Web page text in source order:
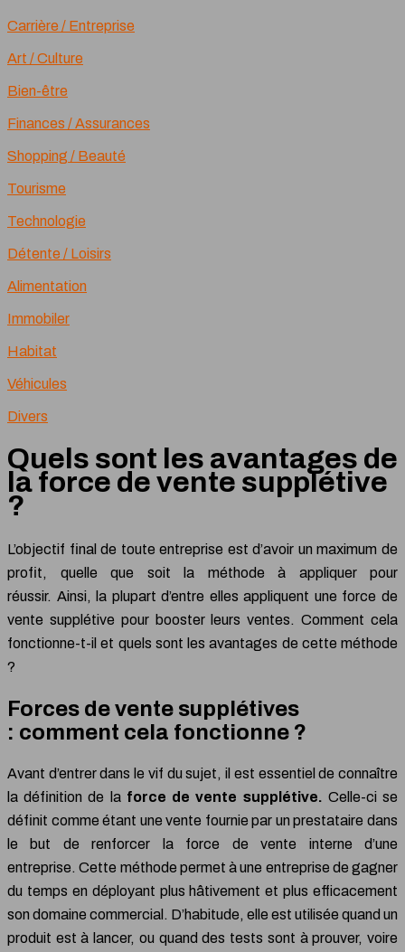
Carrière / Entreprise
Art / Culture
Bien-être
Finances / Assurances
Shopping / Beauté
Tourisme
Technologie
Détente / Loisirs
Alimentation
Immobiler
Habitat
Véhicules
Divers
Quels sont les avantages de
la force de vente supplétive
?
L’objectif final de toute entreprise est d’avoir un maximum de
profit, quelle que soit la méthode à appliquer pour
réussir. Ainsi, la plupart d’entre elles appliquent une force de
vente supplétive pour booster leurs ventes. Comment cela
fonctionne-t-il et quels sont les avantages de cette méthode
?
Forces de vente supplétives
: comment cela fonctionne ?
Avant d’entrer dans le vif du sujet, il est essentiel de connaître
la définition de la force de vente supplétive. Celle-ci se
définit comme étant une vente fournie par un prestataire dans
le but de renforcer la force de vente interne d’une
entreprise. Cette méthode permet à une entreprise de gagner
du temps en déployant plus hâtivement et plus efficacement
son domaine commercial. D’habitude, elle est utilisée quand un
produit est à lancer, ou quand des tests sont à prouver, voire